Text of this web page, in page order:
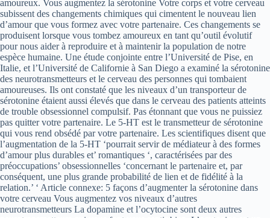
amoureux. Vous augmentez la sérotonine Votre corps et votre cerveau
subissent des changements chimiques qui cimentent le nouveau lien
d’amour que vous formez avec votre partenaire. Ces changements se
produisent lorsque vous tombez amoureux en tant qu’outil évolutif
pour nous aider à reproduire et à maintenir la population de notre
espèce humaine. Une étude conjointe entre l’Université de Pise, en
Italie, et l’Université de Californie à San Diego a examiné la sérotonine
des neurotransmetteurs et le cerveau des personnes qui tombaient
amoureuses. Ils ont constaté que les niveaux d’un transporteur de
sérotonine étaient aussi élevés que dans le cerveau des patients atteints
de trouble obsessionnel compulsif. Pas étonnant que vous ne puissiez
pas quitter votre partenaire. Le 5-HT est le transmetteur de sérotonine
qui vous rend obsédé par votre partenaire. Les scientifiques disent que
l’augmentation de la 5-HT ‘pourrait servir de médiateur à des formes
d’amour plus durables et’ romantiques ‘, caractérisées par des
préoccupations’ obsessionnelles ‘concernant le partenaire et, par
conséquent, une plus grande probabilité de lien et de fidélité à la
relation.’ ‘ Article connexe: 5 façons d’augmenter la sérotonine dans
votre cerveau Vous augmentez vos niveaux d’autres
neurotransmetteurs La dopamine et l’ocytocine sont deux autres